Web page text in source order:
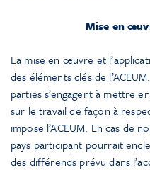
Mise en
La mise en œuvre et
des éléments clés de
parties s’engagent à mettre
sur le travail de façon à
impose l’ACEUM. En cas de
pays participant pourrait
des différends prévu dans